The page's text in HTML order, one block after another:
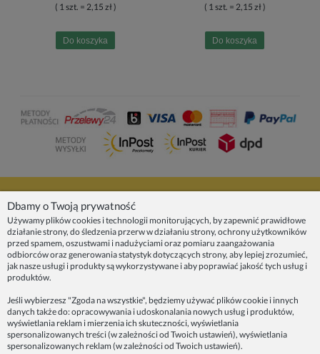
( 1 szt. = 2,15 zł )
Do koszyka
( 1 szt. = 2,15 zł )
Do koszyka
INFORMACJE
ZAINSPIRUJ SIĘ!
Dane firmy:
Spoko Motyw, Małgorzata Nowak-Staszak
ul. Skowronia 3D/4, 30-650 Kraków
Dbamy o Twoją prywatność
Używamy plików cookies i technologii monitorujących, by zapewnić prawidłowe
działanie strony, do śledzenia przerw w działaniu strony, ochrony użytkowników
przed spamem, oszustwami i nadużyciami oraz pomiaru zaangażowania
odbiorców oraz generowania statystyk dotyczących strony, aby lepiej zrozumieć,
jak nasze usługi i produkty są wykorzystywane i aby poprawiać jakość tych usług i
produktów.
Jeśli wybierzesz "Zgoda na wszystkie", będziemy używać plików cookie i innych
danych także do: opracowywania i udoskonalania nowych usług i produktów,
wyświetlania reklam i mierzenia ich skuteczności, wyświetlania
spersonalizowanych treści (w zależności od Twoich ustawień), wyświetlania
spersonalizowanych reklam (w zależności od Twoich ustawień).